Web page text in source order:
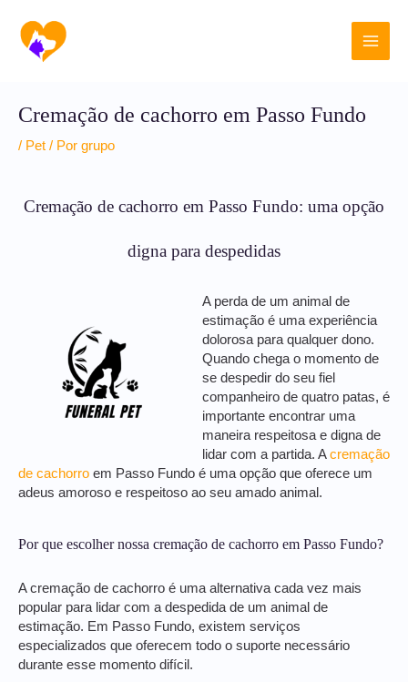
para
conteúdo
Main
Cremação de cachorro em Passo Fundo
/ Pet / Por grupo
Cremação de cachorro em Passo Fundo: uma opção
digna para despedidas
A perda de um animal de
estimação é uma experiência
dolorosa para qualquer dono.
Quando chega o momento de
se despedir do seu fiel
companheiro de quatro patas, é
importante encontrar uma
maneira respeitosa e digna de
lidar com a partida. Acremação
de cachorro em Passo Fundo é uma opção que oferece um
adeus amoroso e respeitoso ao seu amado animal.
Por que escolher nossa cremação de cachorro em Passo Fundo?
A cremação de cachorro é uma alternativa cada vez mais
popular para lidar com a despedida de um animal de
estimação. Em Passo Fundo, existem serviços
especializados que oferecem todo o suporte necessário
durante esse momento difícil.